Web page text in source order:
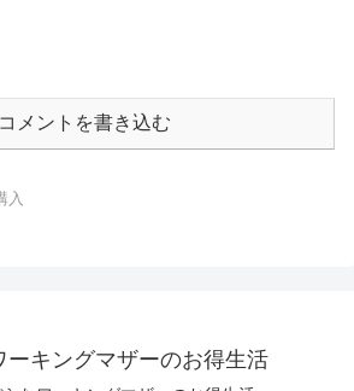
コメントを書き込む
入
ーキングマザーのお得生活